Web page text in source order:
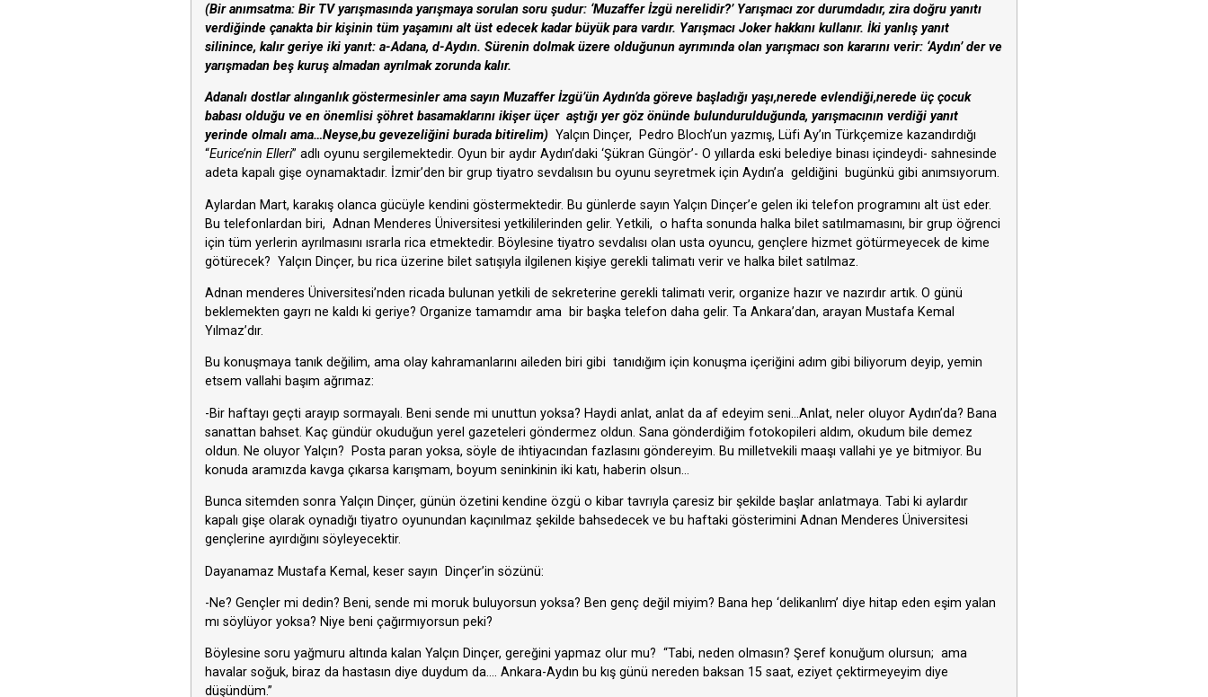
(Bir anımsatma: Bir TV yarışmasında yarışmaya sorulan soru şudur: ‘Muzaffer İzgü nerelidir?’ Yarışmacı zor durumdadır, zira doğru yanıtı
verdiğinde çanakta bir kişinin tüm yaşamını alt üst edecek kadar büyük para vardır. Yarışmacı Joker hakkını kullanır. İki yanlış yanıt
silinince, kalır geriye iki yanıt: a-Adana, d-Aydın. Sürenin dolmak üzere olduğunun ayrımında olan yarışmacı son kararını verir: ‘Aydın’ der ve
yarışmadan beş kuruş almadan ayrılmak zorunda kalır.
Adanalı dostlar alınganlık göstermesinler ama sayın Muzaffer İzgü’ün Aydın’da göreve başladığı yaşı,nerede evlendiği,nerede üç çocuk
babası olduğu ve en önemlisi şöhret basamaklarını ikişer üçer aştığı yer göz önünde bulundurulduğunda, yarışmacının verdiği yanıt
yerinde olmalı ama…Neyse,bu gevezeliğini burada bitirelim) Yalçın Dinçer, Pedro Bloch’un yazmış, Lüfi Ay’ın Türkçemize kazandırdığı
“Eurice’nin Elleri” adlı oyunu sergilemektedir. Oyun bir aydır Aydın’daki ‘Şükran Güngör’- O yıllarda eski belediye binası içindeydi- sahnesinde
adeta kapalı gişe oynamaktadır. İzmir’den bir grup tiyatro sevdalısın bu oyunu seyretmek için Aydın’a geldiğini bugünkü gibi anımsıyorum.
Aylardan Mart, karakış olanca gücüyle kendini göstermektedir. Bu günlerde sayın Yalçın Dinçer’e gelen iki telefon programını alt üst eder.
Bu telefonlardan biri, Adnan Menderes Üniversitesi yetkililerinden gelir. Yetkili, o hafta sonunda halka bilet satılmamasını, bir grup öğrenci
için tüm yerlerin ayrılmasını ısrarla rica etmektedir. Böylesine tiyatro sevdalısı olan usta oyuncu, gençlere hizmet götürmeyecek de kime
götürecek? Yalçın Dinçer, bu rica üzerine bilet satışıyla ilgilenen kişiye gerekli talimatı verir ve halka bilet satılmaz.
Adnan menderes Üniversitesi’nden ricada bulunan yetkili de sekreterine gerekli talimatı verir, organize hazır ve nazırdır artık. O günü
beklemekten gayrı ne kaldı ki geriye? Organize tamamdır ama bir başka telefon daha gelir. Ta Ankara’dan, arayan Mustafa Kemal
Yılmaz’dır.
Bu konuşmaya tanık değilim, ama olay kahramanlarını aileden biri gibi tanıdığım için konuşma içeriğini adım gibi biliyorum deyip, yemin
etsem vallahi başım ağrımaz:
-Bir haftayı geçti arayıp sormayalı. Beni sende mi unuttun yoksa? Haydi anlat, anlat da af edeyim seni…Anlat, neler oluyor Aydın’da? Bana
sanattan bahset. Kaç gündür okuduğun yerel gazeteleri göndermez oldun. Sana gönderdiğim fotokopileri aldım, okudum bile demez
oldun. Ne oluyor Yalçın? Posta paran yoksa, söyle de ihtiyacından fazlasını göndereyim. Bu milletvekili maaşı vallahi ye ye bitmiyor. Bu
konuda aramızda kavga çıkarsa karışmam, boyum seninkinin iki katı, haberin olsun…
Bunca sitemden sonra Yalçın Dinçer, günün özetini kendine özgü o kibar tavrıyla çaresiz bir şekilde başlar anlatmaya. Tabi ki aylardır
kapalı gişe olarak oynadığı tiyatro oyunundan kaçınılmaz şekilde bahsedecek ve bu haftaki gösterimini Adnan Menderes Üniversitesi
gençlerine ayırdığını söyleyecektir.
Dayanamaz Mustafa Kemal, keser sayın Dinçer’in sözünü:
-Ne? Gençler mi dedin? Beni, sende mi moruk buluyorsun yoksa? Ben genç değil miyim? Bana hep ‘delikanlım’ diye hitap eden eşim yalan
mı söylüyor yoksa? Niye beni çağırmıyorsun peki?
Böylesine soru yağmuru altında kalan Yalçın Dinçer, gereğini yapmaz olur mu? “Tabi, neden olmasın? Şeref konuğum olursun; ama
havalar soğuk, biraz da hastasın diye duydum da…. Ankara-Aydın bu kış günü nereden baksan 15 saat, eziyet çektirmeyeyim diye
düşündüm.”